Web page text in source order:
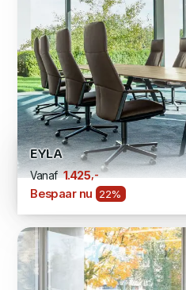
EYLA
Vanaf 1.425,-
Bespaar nu 22%